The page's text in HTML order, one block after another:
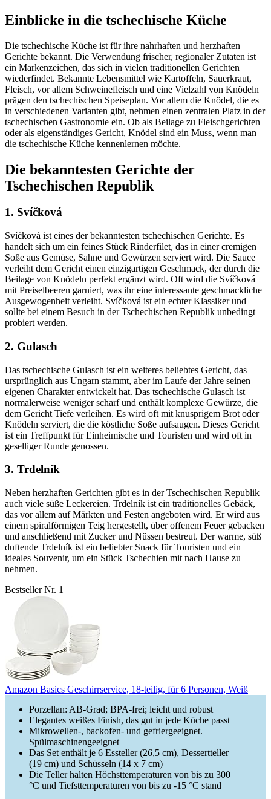
Einblicke in die tschechische Küche
Die tschechische Küche ist für ihre nahrhaften und herzhaften
Gerichte bekannt. Die Verwendung frischer, regionaler Zutaten ist
ein Markenzeichen, das sich in vielen traditionellen Gerichten
wiederfindet. Bekannte Lebensmittel wie Kartoffeln, Sauerkraut,
Fleisch, vor allem Schweinefleisch und eine Vielzahl von Knödeln
prägen den tschechischen Speiseplan. Vor allem die Knödel, die es
in verschiedenen Varianten gibt, nehmen einen zentralen Platz in der
tschechischen Gastronomie ein. Ob als Beilage zu Fleischgerichten
oder als eigenständiges Gericht, Knödel sind ein Muss, wenn man
die tschechische Küche kennenlernen möchte.
Die bekanntesten Gerichte der
Tschechischen Republik
1. Svíčková
Svíčková ist eines der bekanntesten tschechischen Gerichte. Es
handelt sich um ein feines Stück Rinderfilet, das in einer cremigen
Soße aus Gemüse, Sahne und Gewürzen serviert wird. Die Sauce
verleiht dem Gericht einen einzigartigen Geschmack, der durch die
Beilage von Knödeln perfekt ergänzt wird. Oft wird die Svíčková
mit Preiselbeeren garniert, was ihr eine interessante geschmackliche
Ausgewogenheit verleiht. Svíčková ist ein echter Klassiker und
sollte bei einem Besuch in der Tschechischen Republik unbedingt
probiert werden.
2. Gulasch
Das tschechische Gulasch ist ein weiteres beliebtes Gericht, das
ursprünglich aus Ungarn stammt, aber im Laufe der Jahre seinen
eigenen Charakter entwickelt hat. Das tschechische Gulasch ist
normalerweise weniger scharf und enthält komplexe Gewürze, die
dem Gericht Tiefe verleihen. Es wird oft mit knusprigem Brot oder
Knödeln serviert, die die köstliche Soße aufsaugen. Dieses Gericht
ist ein Treffpunkt für Einheimische und Touristen und wird oft in
geselliger Runde genossen.
3. Trdelník
Neben herzhaften Gerichten gibt es in der Tschechischen Republik
auch viele süße Leckereien. Trdelník ist ein traditionelles Gebäck,
das vor allem auf Märkten und Festen angeboten wird. Er wird aus
einem spiralförmigen Teig hergestellt, über offenem Feuer gebacken
und anschließend mit Zucker und Nüssen bestreut. Der warme, süß
duftende Trdelník ist ein beliebter Snack für Touristen und ein
ideales Souvenir, um ein Stück Tschechien mit nach Hause zu
nehmen.
Bestseller Nr. 1
Amazon Basics Geschirrservice, 18-teilig, für 6 Personen, Weiß
Porzellan: AB-Grad; BPA-frei; leicht und robust
Elegantes weißes Finish, das gut in jede Küche passt
Mikrowellen-, backofen- und gefriergeeignet.
Spülmaschinengeeignet
Das Set enthält je 6 Essteller (26,5 cm), Dessertteller
(19 cm) und Schüsseln (14 x 7 cm)
Die Teller halten Höchsttemperaturen von bis zu 300
°C und Tiefsttemperaturen von bis zu -15 °C stand